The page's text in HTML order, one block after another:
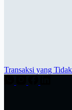
Transaksi yang